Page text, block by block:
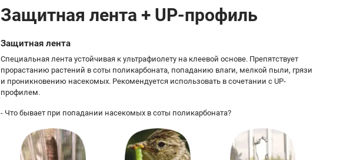
Защитная лента + UP-профиль
Защитная лента
Специальная лента устойчивая к ультрафиолету на клеевой основе. Препятствует
прорастанию растений в соты поликарбоната, попаданию влаги, мелкой пыли, грязи
и проникновению насекомых. Рекомендуется использовать в сочетании с UP-
профилем.
- Что бывает при попадании насекомых в соты поликарбоната?